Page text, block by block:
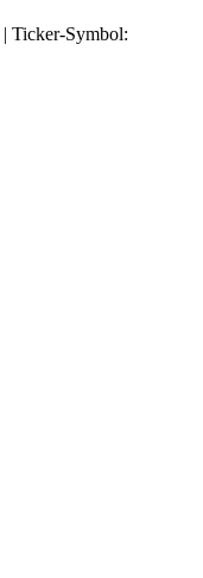
| Ticker-Symbol: